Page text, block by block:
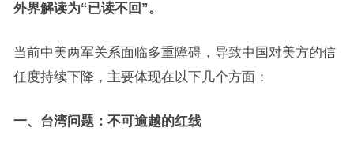
外界解读为“已读不回”。
当前中美两军关系面临多重障碍，导致中国对美方的信
任度持续下降，主要体现在以下几个方面：
一、台湾问题：不可逾越的红线